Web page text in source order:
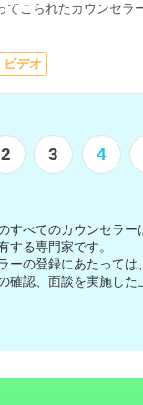
てこられたカウンセラ
ス研修の講師経験もお
ビデオ
2 3 4
すべてのカウンセラー
する専門家です。
ーの登録にあたっては
確認、面談を実施した